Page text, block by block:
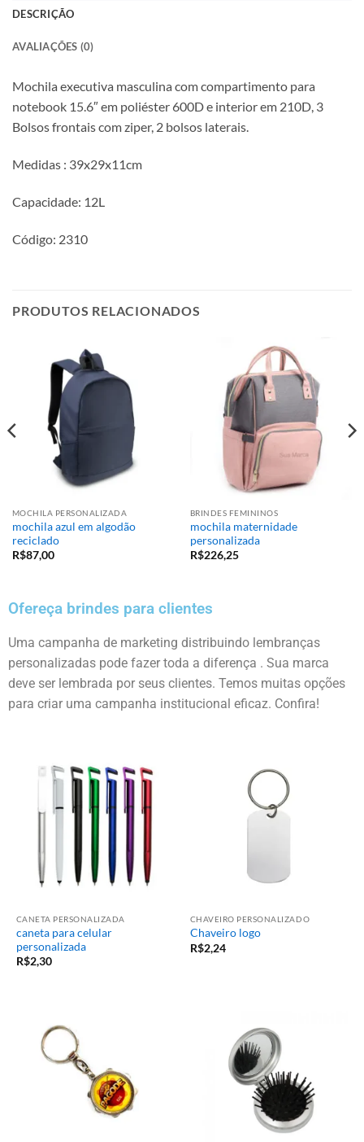
DESCRIÇÃO
AVALIAÇÕES (0)
Mochila executiva masculina com compartimento para
notebook 15.6″ em poliéster 600D e interior em 210D, 3
Bolsos frontais com ziper, 2 bolsos laterais.
Medidas : 39x29x11cm
Capacidade: 12L
Código: 2310
PRODUTOS RELACIONADOS
MOCHILA PERSONALIZADA
mochila azul em algodão
reciclado
R$87,00
BRINDES FEMININOS
mochila maternidade
personalizada
R$226,25
Ofereça brindes para clientes
Uma campanha de marketing distribuindo lembranças
personalizadas pode fazer toda a diferença . Sua marca
deve ser lembrada por seus clientes. Temos muitas opções
para criar uma campanha institucional eficaz. Confira!
CANETA PERSONALIZADA
caneta para celular
personalizada
R$2,30
CHAVEIRO PERSONALIZADO
Chaveiro logo
R$2,24